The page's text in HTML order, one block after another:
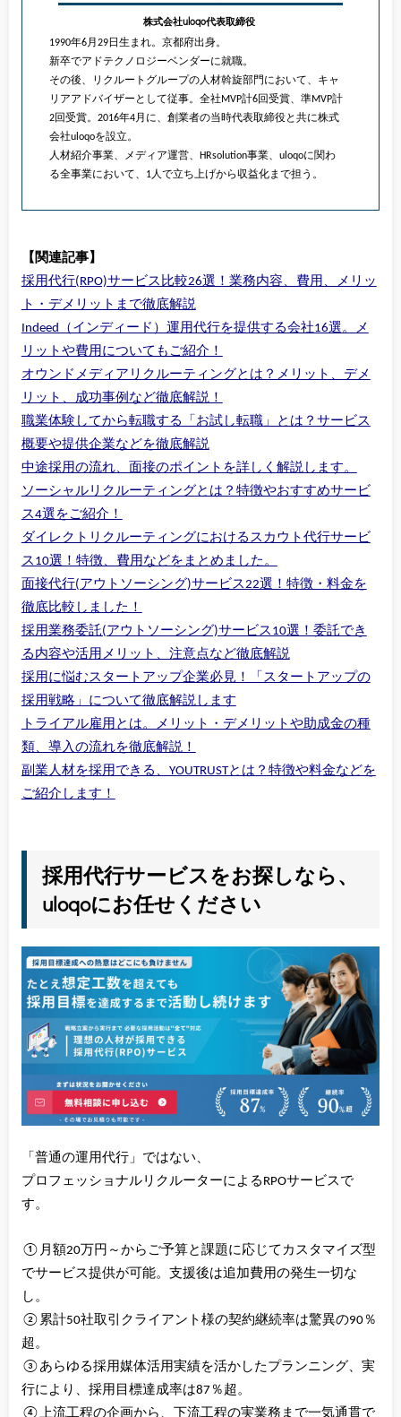
株式会社uloqo代表取締役
1990年6月29日生まれ。京都府出身。
新卒でアドテクノロジーベンダーに就職。
その後、リクルートグループの人材斡旋部門において、キャ
リアアドバイザーとして従事。全社MVP計6回受賞、準MVP計
2回受賞。2016年4月に、創業者の当時代表取締役と共に株式
会社uloqoを設立。
人材紹介事業、メディア運営、HRsolution事業、uloqoに関わ
る全事業において、1人で立ち上げから収益化まで担う。
【関連記事】
採用代行(RPO)サービス比較26選！業務内容、費用、メリッ
ト・デメリットまで徹底解説
Indeed（インディード）運用代行を提供する会社16選。メ
リットや費用についてもご紹介！
オウンドメディアリクルーティングとは？メリット、デメ
リット、成功事例など徹底解説！
職業体験してから転職する「お試し転職」とは？サービス
概要や提供企業などを徹底解説
中途採用の流れ、面接のポイントを詳しく解説します。
ソーシャルリクルーティングとは？特徴やおすすめサービ
ス4選をご紹介！
ダイレクトリクルーティングにおけるスカウト代行サービ
ス10選！特徴、費用などをまとめました。
面接代行(アウトソーシング)サービス22選！特徴・料金を
徹底比較しました！
採用業務委託(アウトソーシング)サービス10選！委託でき
る内容や活用メリット、注意点など徹底解説
採用に悩むスタートアップ企業必見！「スタートアップの
採用戦略」について徹底解説します
トライアル雇用とは。メリット・デメリットや助成金の種
類、導入の流れを徹底解説！
副業人材を採用できる、YOUTRUSTとは？特徴や料金などを
ご紹介します！
採用代行サービスをお探しなら、
uloqoにお任せください
「普通の運用代行」ではない、
プロフェッショナルリクルーターによるRPOサービスで
す。
①月額20万円～からご予算と課題に応じてカスタマイズ型
でサービス提供が可能。支援後は追加費用の発生一切な
し。
②累計50社取引クライアント様の契約継続率は驚異の90％
超。
③あらゆる採用媒体活用実績を活かしたプランニング、実
行により、採用目標達成率は87％超。
④上流工程の企画から、下流工程の実業務まで一気通貫で